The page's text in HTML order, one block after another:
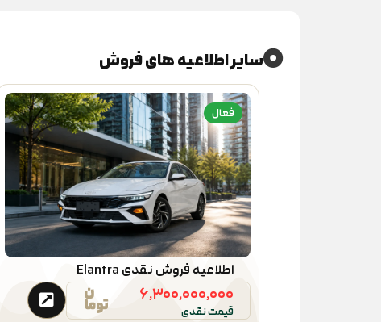
سایر اطلاعیه های فروش
فعال
اطلاعیه فروش نقدی Elantra
۶,۳۰۰,۰۰۰,۰۰۰
قیمت نقدی